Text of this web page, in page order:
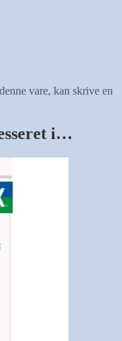
vare, kan skrive en
i…